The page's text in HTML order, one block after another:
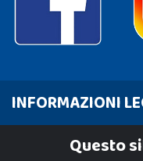
INFORMAZIONI
Cookie PolicyQuesto